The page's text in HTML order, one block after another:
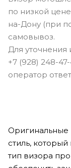
по низкой
на-Дону (при
самовывоз.
Для
+7 (928) 248-
оператор
Оригинальные
стиль,
тип визора